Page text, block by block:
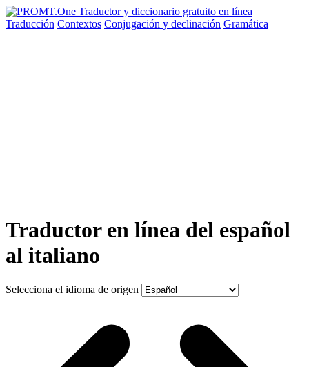
Traducción Contextos Conjugación y declinación Gramática
Traductor en línea del español
al italiano
Selecciona el idioma de origen